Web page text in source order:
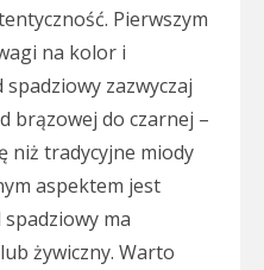
Pierwszym
na kolor i
zazwyczaj
brązowej do czarnej –
niż tradycyjne miody
aspektem jest
ma
żywiczny. Warto